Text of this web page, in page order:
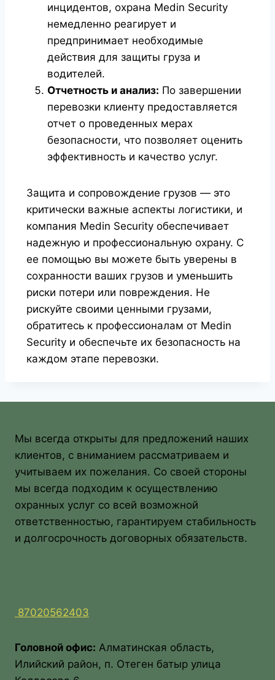
инцидентов, охрана Medin Security
немедленно реагирует и
предпринимает необходимые
действия для защиты груза и
водителей.
Отчетность и анализ: По завершении
перевозки клиенту предоставляется
отчет о проведенных мерах
безопасности, что позволяет оценить
эффективность и качество услуг.
Защита и сопровождение грузов — это
критически важные аспекты логистики, и
компания Medin Security обеспечивает
надежную и профессиональную охрану. С
ее помощью вы можете быть уверены в
сохранности ваших грузов и уменьшить
риски потери или повреждения. Не
рискуйте своими ценными грузами,
обратитесь к профессионалам от Medin
Security и обеспечьте их безопасность на
каждом этапе перевозки.
Мы всегда открыты для предложений наших
клиентов, с вниманием рассматриваем и
учитываем их пожелания. Со своей стороны
мы всегда подходим к осуществлению
охранных услуг со всей возможной
ответственностью, гарантируем стабильность
и долгосрочность договорных обязательств.
87020562403
Головной офис: Алматинская область,
Илийский район, п. Отеген батыр улица